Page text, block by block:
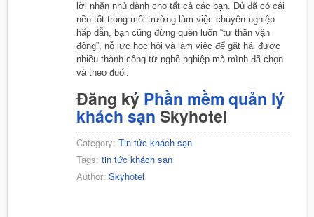
lời nhắn nhủ dành cho tất cả các bạn. Dù đã có cái
nền tốt trong môi trường làm việc chuyên nghiệp
hấp dẫn, bạn cũng đừng quên luôn “tự thân vận
động”, nỗ lực học hỏi và làm việc để gặt hái được
nhiều thành công từ nghề nghiệp mà mình đã chọn
và theo đuổi.
Đăng ký Phần mềm quản lý
khách sạn Skyhotel
Category: Tin tức khách sạn
Tags: tin tức khách sạn
Author: Skyhotel